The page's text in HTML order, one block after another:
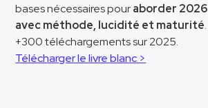
bases nécessaires pouraborder 2026
avec méthode, lucidité et maturité.
+300 téléchargements sur 2025.
Télécharger le livre blanc >